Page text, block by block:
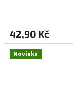
42,90 Kč
Novinka